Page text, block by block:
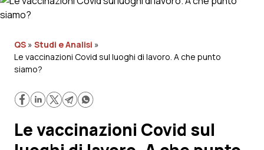
Governo e Parlamento
Regioni e Asl
Lavoro e Professioni
QS » Studi e Analisi »
Le vaccinazioni Covid sul luoghi di lavoro. A che punto
siamo?
Le vaccinazioni Covid sul